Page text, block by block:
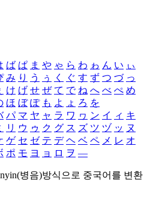
ば ぱ ま や ゃ ら わ ゎ ん い ぃ
み り う ぅ く ぐ す ず つ づ っ
け げ せ ぜ て で ね へ べ ぺ め
ほ ぼ ぽ も よ ょ ろ を
パ マ ヤ ャ ラ ワ ヮ ン イ ィ キ
リ ウ ゥ ク グ ス ズ ツ ヅ ッ ヌ
ゲ セ ゼ テ デ ヘ ベ ペ メ レ オ
ポ モ ヨ ョ ロ ヲ ―
병음)방식으로 중국어를 변환